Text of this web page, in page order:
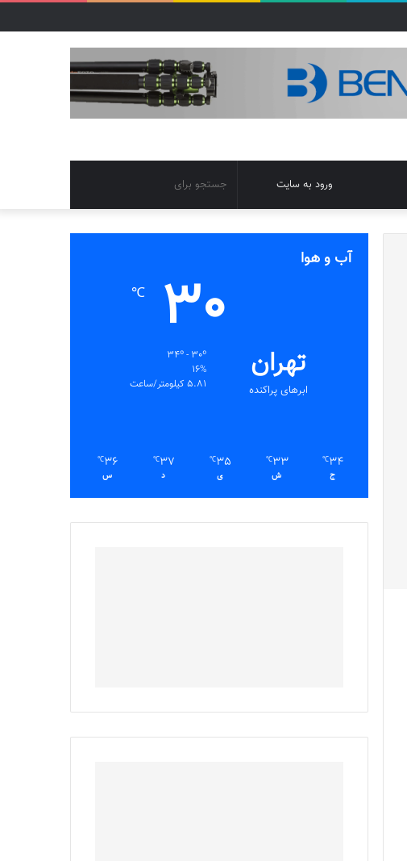
برای
تغییر
پوسته
ورود به سایت
آب و هوا
تهران
ابرهای پراکنده
30
℃
34º - 30º
16%
5.81 کیلومتر/ساعت
34
℃
ج
33
℃
ش
35
℃
ی
37
℃
د
36
℃
س